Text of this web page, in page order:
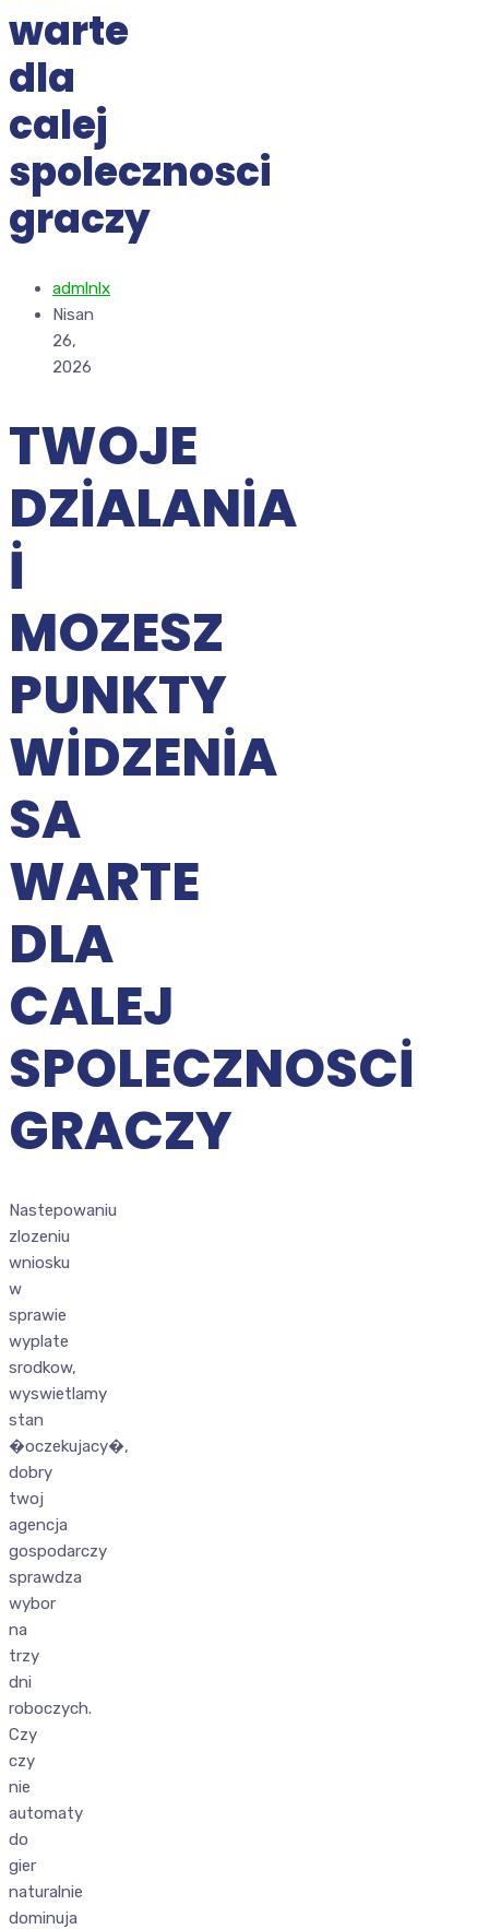
warte
dla
calej
spolecznosci
graczy
admlnlx
Nisan
26,
2026
TWOJE
DZIALANIA
I
MOZESZ
PUNKTY
WIDZENIA
SA
WARTE
DLA
CALEJ
SPOLECZNOSCI
GRACZY
Nastepowaniu
zlozeniu
wniosku
w
sprawie
wyplate
srodkow,
wyswietlamy
stan
�oczekujacy�,
dobry
twoj
agencja
gospodarczy
sprawdza
wybor
na
trzy
dni
roboczych.
Czy
czy
nie
automaty
do
gier
naturalnie
dominuja